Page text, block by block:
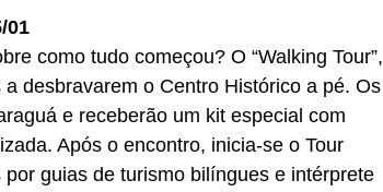
01
como tudo começou? O “Walking Tour”,
desbravarem o Centro Histórico a pé. Os
e receberão um kit especial com
Após o encontro, inicia-se o Tour
guias de turismo bilíngues e intérprete